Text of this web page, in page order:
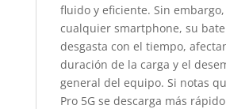
fluido y eficiente. Sin
cualquier smartphone, su
desgasta con el tiempo,
duración de la carga y el
general del equipo. Si notas
Pro 5G se descarga más